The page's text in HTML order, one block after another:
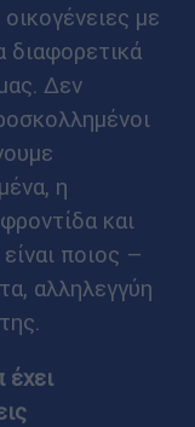
με
διαφορετικά
Δεν
η
και
ποιος –
αλληλεγγύη